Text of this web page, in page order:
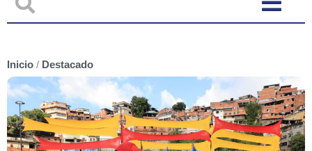
Inicio / Destacado